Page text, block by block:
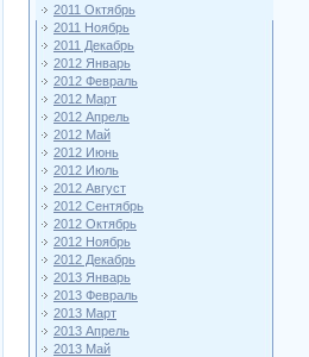
2011 Октябрь
2011 Ноябрь
2011 Декабрь
2012 Январь
2012 Февраль
2012 Март
2012 Апрель
2012 Май
2012 Июнь
2012 Июль
2012 Август
2012 Сентябрь
2012 Октябрь
2012 Ноябрь
2012 Декабрь
2013 Январь
2013 Февраль
2013 Март
2013 Апрель
2013 Май